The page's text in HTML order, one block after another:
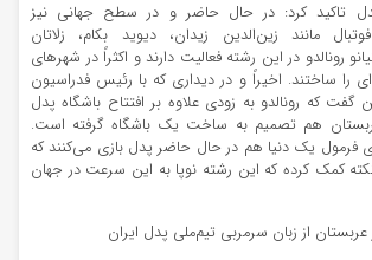
تاکید کرد: در حال حاضر و در سطح جهانی نیز
مانند زین‌الدین زیدان، دیوید بکام، زلاتان
رونالدو در این رشته فعالیت دارند و اکثراً در شهرهای
را ساختند. اخیراً و در دیداری که با رئیس فدراسیون
که رونالدو به زودی علاوه بر افتتاح باشگاه پدل
هم تصمیم به ساخت یک باشگاه گرفته است.
فرمول یک دنیا هم در حال حاضر پدل بازی می‌کنند که
کمک کرده که این رشته نوپا به این سرعت در جهان
از زبان سرمربی تیم‌ملی پدل ایران